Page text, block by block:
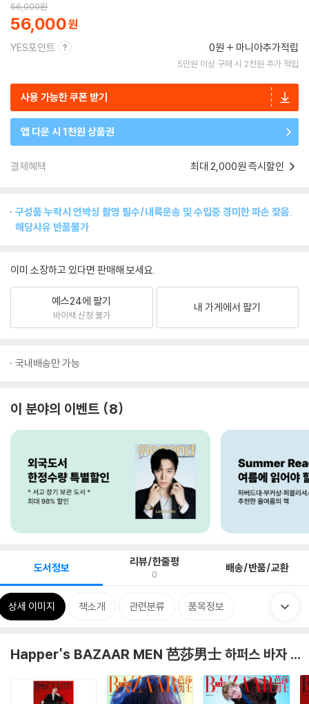
56,000원
56,000
YES포인트 0원 마니아추가적립
5만원 이상 구매 시 2천원 추가 적립
사용 가능한 쿠폰 받기
앱 다운 시 1천원 상품권
결제혜택 최대 2,000원 즉시할인
구성품 누락시 언박싱 촬영 필수/내륙운송 및 수입중 경미한 파손 잦음.
해당사유 반품불가
이미 소장하고 있다면 판매해 보세요.
예스24에 팔기
바이백 신청 불가
내 가게에서 팔기
국내배송만 가능
이 분야의 이벤트 8
도서정보 리뷰/한줄평
0 배송/반품/교환
상세 이미지 책소개 관련분류 품목정보
Happer's BAZAAR MEN 芭莎男士 하퍼스 바자 맨 중국 26/05 투모로우바이투게더 연준 커버